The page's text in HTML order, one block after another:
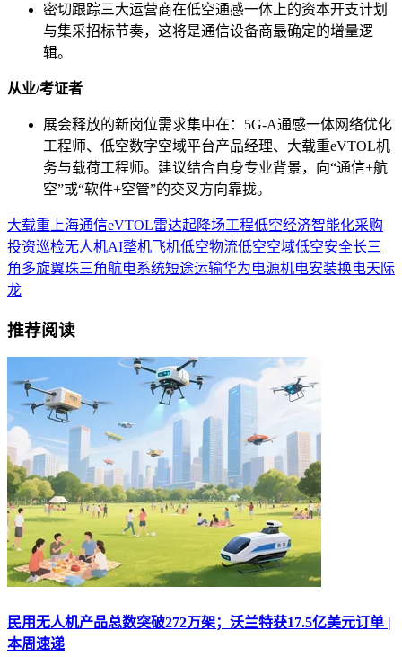
密切跟踪三大运营商在低空通感一体上的资本开支计划
与集采招标节奏，这将是通信设备商最确定的增量逻
辑。
从业/考证者
展会释放的新岗位需求集中在：5G-A通感一体网络优化
工程师、低空数字空域平台产品经理、大载重eVTOL机
务与载荷工程师。建议结合自身专业背景，向“通信+航
空”或“软件+空管”的交叉方向靠拢。
大载重 上海通信eVTOL雷达起降场工程低空经济智能化采购
投资巡检无人机AI整机飞机低空物流低空空域低空安全长三
角多旋翼珠三角航电系统短途运输华为电源机电安装换电天际
龙
推荐阅读
民用无人机产品总数突破272万架；沃兰特获17.5亿美元订单 |
本周速递